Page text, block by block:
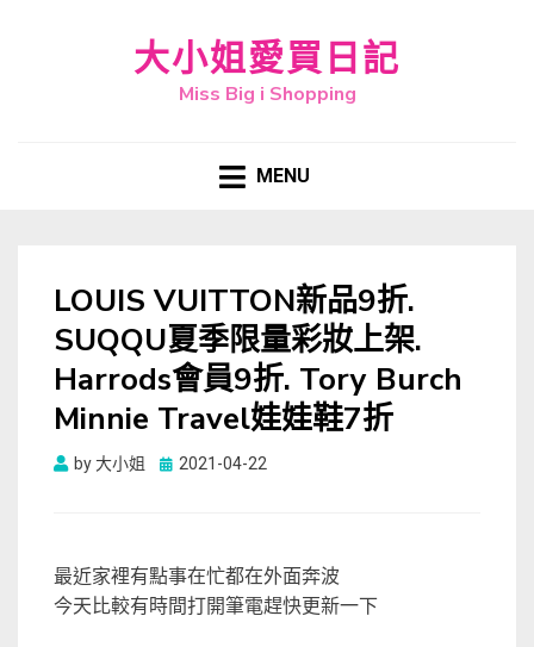
大小姐愛買日記
Miss Big i Shopping
MENU
LOUIS VUITTON新品9折.
SUQQU夏季限量彩妝上架.
Harrods會員9折. Tory Burch
Minnie Travel娃娃鞋7折
by大小姐
Posted
2021-04-22
最近家裡有點事在忙都在外面奔波
今天比較有時間打開筆電趕快更新一下